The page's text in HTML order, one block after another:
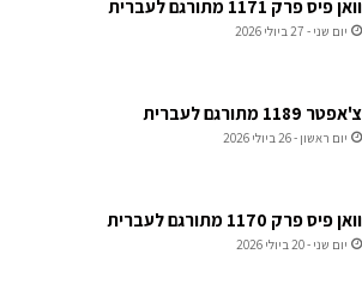
וואן פיס פרק 1171 מתורגם לעברית
יום שני - 27 ביולי 2026
צ'אפטר 1189 מתורגם לעברית
יום ראשון - 26 ביולי 2026
וואן פיס פרק 1170 מתורגם לעברית
יום שני - 20 ביולי 2026